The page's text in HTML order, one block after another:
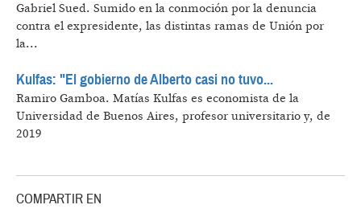
Gabriel Sued. Sumido en la conmoción por la denuncia
contra el expresidente, las distintas ramas de Unión por
la...
Kulfas: "El gobierno de Alberto casi no tuvo...
Ramiro Gamboa. Matías Kulfas es economista de la
Universidad de Buenos Aires, profesor universitario y, de
2019
COMPARTIR EN